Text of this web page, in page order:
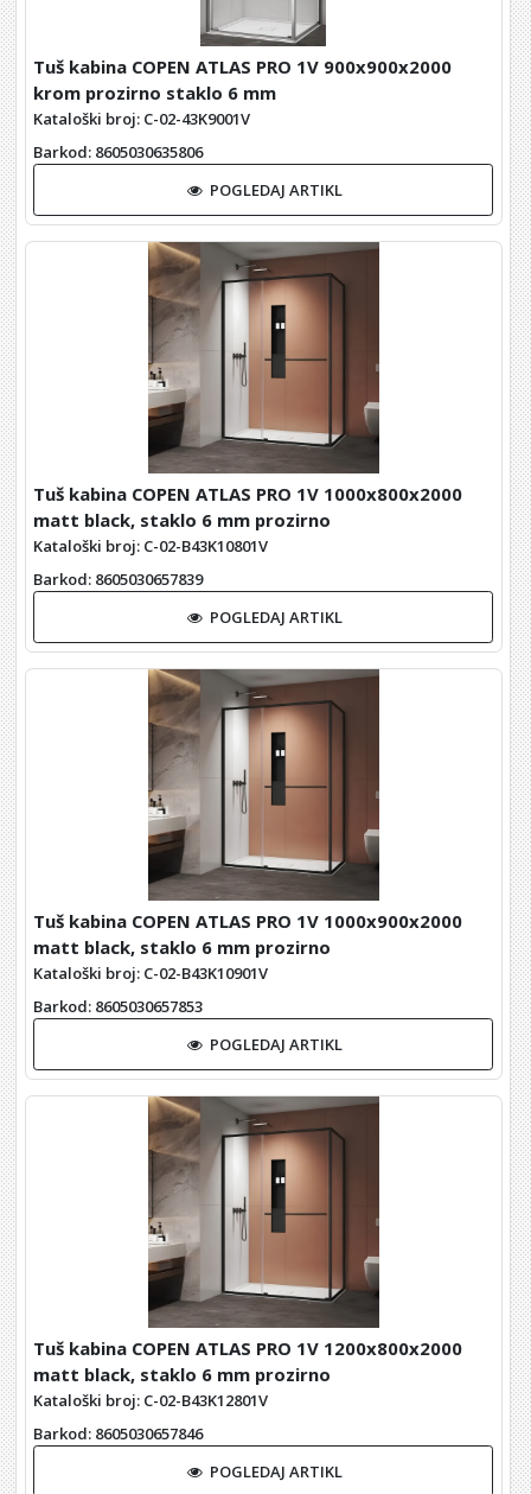
Tuš kabina COPEN ATLAS PRO 1V 900x900x2000
krom prozirno staklo 6 mm
Kataloški broj: C-02-43K9001V
Barkod: 8605030635806
POGLEDAJ ARTIKL
Tuš kabina COPEN ATLAS PRO 1V 1000x800x2000
matt black, staklo 6 mm prozirno
Kataloški broj: C-02-B43K10801V
Barkod: 8605030657839
POGLEDAJ ARTIKL
Tuš kabina COPEN ATLAS PRO 1V 1000x900x2000
matt black, staklo 6 mm prozirno
Kataloški broj: C-02-B43K10901V
Barkod: 8605030657853
POGLEDAJ ARTIKL
Tuš kabina COPEN ATLAS PRO 1V 1200x800x2000
matt black, staklo 6 mm prozirno
Kataloški broj: C-02-B43K12801V
Barkod: 8605030657846
POGLEDAJ ARTIKL